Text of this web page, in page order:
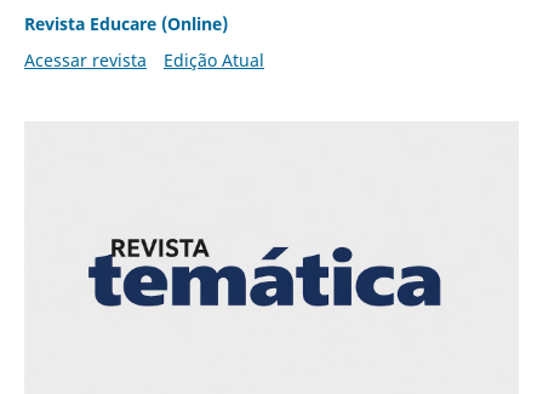
Revista Educare (Online)
Acessar revista
Edição Atual